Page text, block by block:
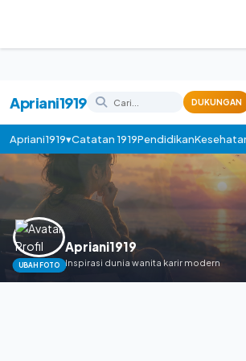
Apriani1919 DUKUNGAN
Apriani1919▾Catatan 1919Pendidikan
UBAH FOTO
Apriani1919
Inspirasi dunia wanita karir modern